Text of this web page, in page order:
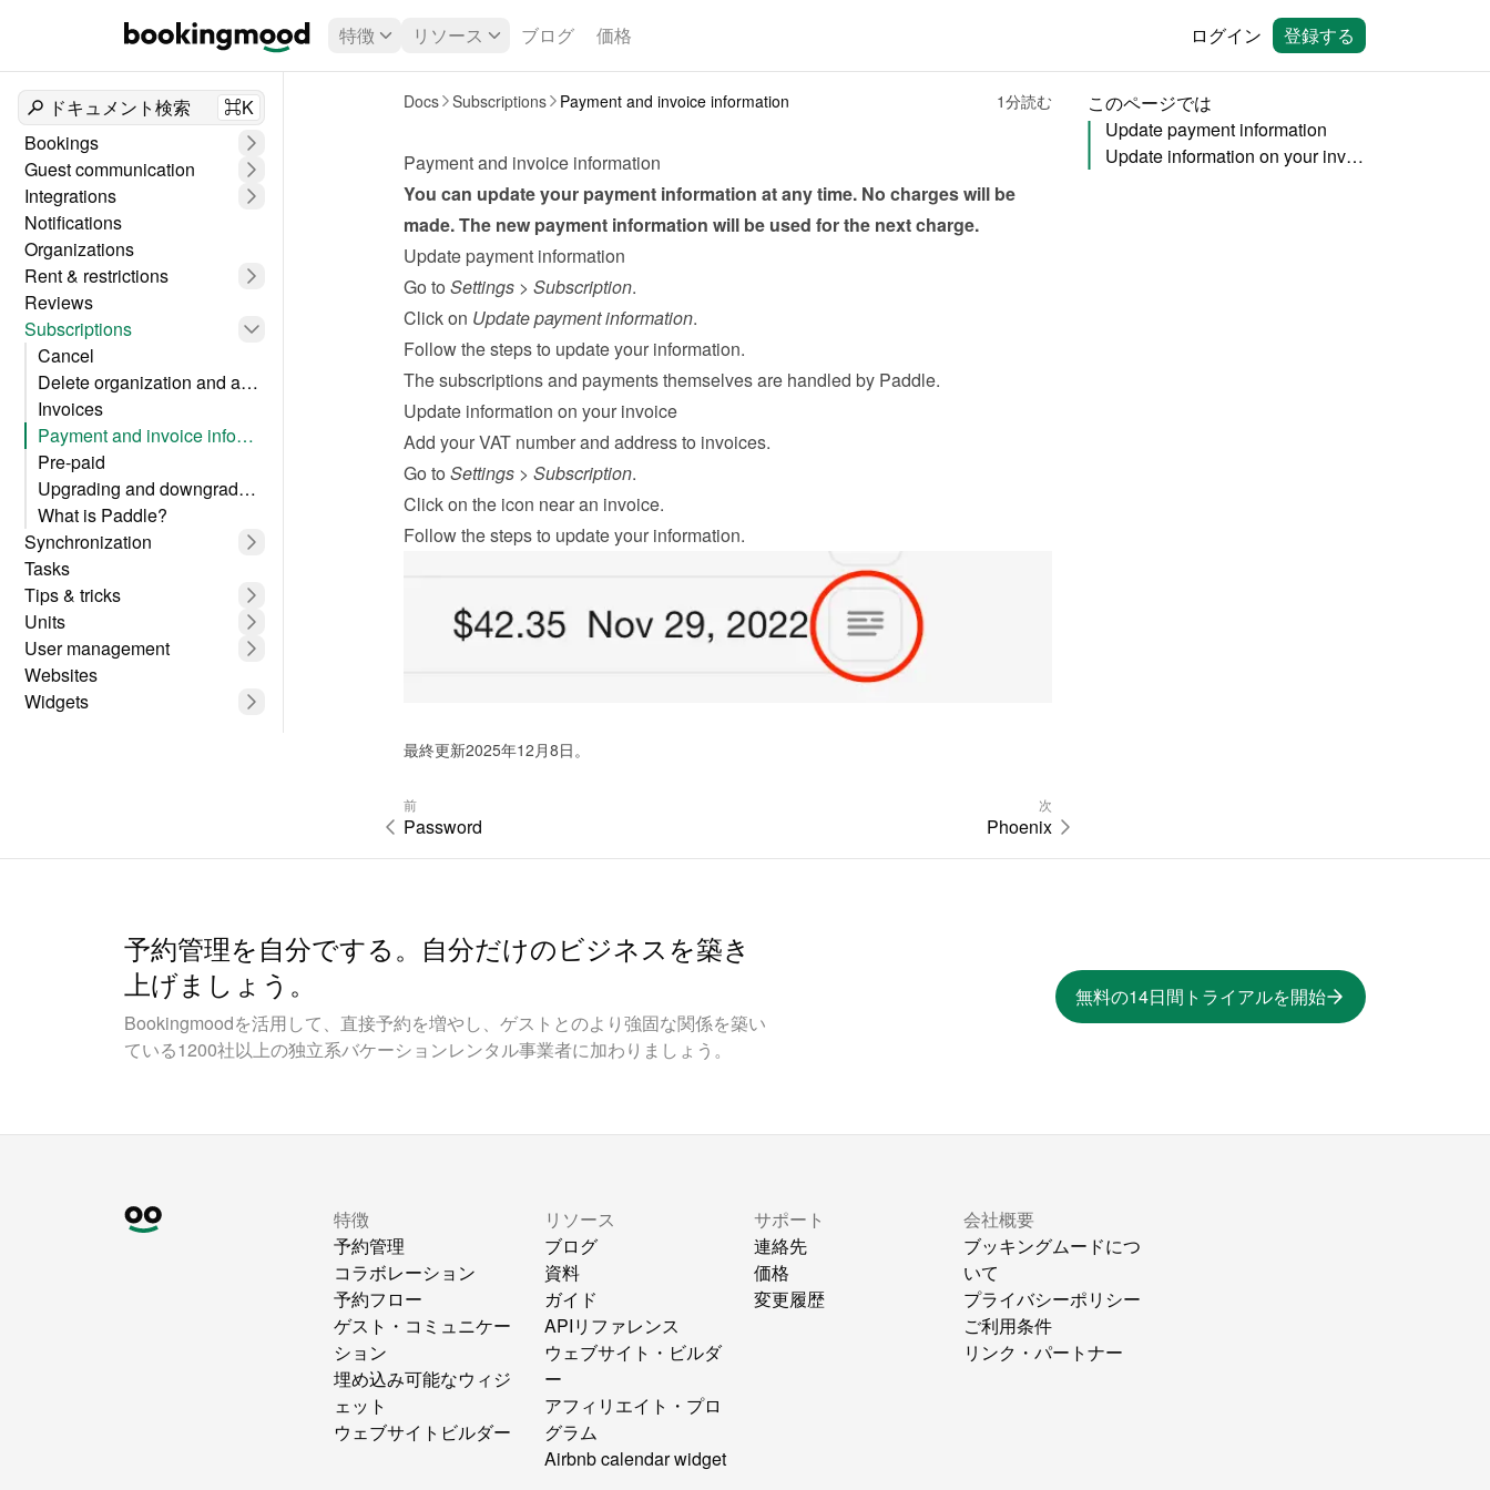
特徴 リソース ブログ 価格 ログイン 登録する
ドキュメント検索
⌘K
Bookings
Guest communication
Integrations
Notifications
Organizations
Rent & restrictions
Reviews
Subscriptions
Cancel
Delete organization and account
Invoices
Payment and invoice information
Pre-paid
Upgrading and downgrading
What is Paddle?
Synchronization
Tasks
Tips & tricks
Units
User management
Websites
Widgets
Docs Subscriptions Payment and invoice information 1分読む
Payment and invoice information
You can update your payment information at any time. No charges will be
made. The new payment information will be used for the next charge.
Update payment information
Go to Settings > Subscription.
Click on Update payment information.
Follow the steps to update your information.
The subscriptions and payments themselves are handled by Paddle.
Update information on your invoice
Add your VAT number and address to invoices.
Go to Settings > Subscription.
Click on the icon near an invoice.
Follow the steps to update your information.
最終更新2025年12月8日。
前
Password
次
Phoenix
このページでは
Update payment information
Update information on your invoice
予約管理を自分でする。自分だけのビジネスを築き
上げましょう。
Bookingmoodを活用して、直接予約を増やし、ゲストとのより強固な関係を築い
ている1200社以上の独立系バケーションレンタル事業者に加わりましょう。
無料の14日間トライアルを開始
特徴
予約管理
コラボレーション
予約フロー
ゲスト・コミュニケー
ション
埋め込み可能なウィジ
ェット
ウェブサイトビルダー
リソース
ブログ
資料
ガイド
APIリファレンス
ウェブサイト・ビルダ
ー
アフィリエイト・プロ
グラム
Airbnb calendar widget
サポート
連絡先
価格
変更履歴
会社概要
ブッキングムードにつ
いて
プライバシーポリシー
ご利用条件
リンク・パートナー